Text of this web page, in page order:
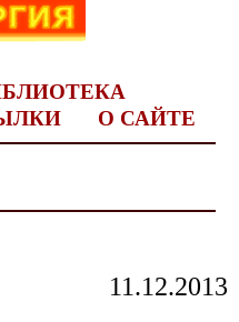
О САЙТЕ
11.12.2013